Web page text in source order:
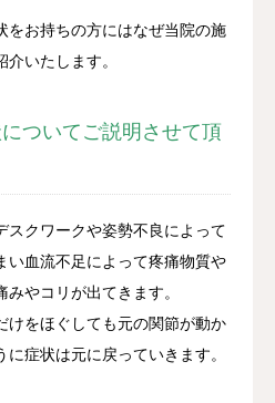
をお持ちの方にはなぜ当院の施
いたします。
ついてご説明させて頂
スクワークや姿勢不良によって
い血流不足によって疼痛物質や
やコリが出てきます。
けをほぐしても元の関節が動か
症状は元に戻っていきます。